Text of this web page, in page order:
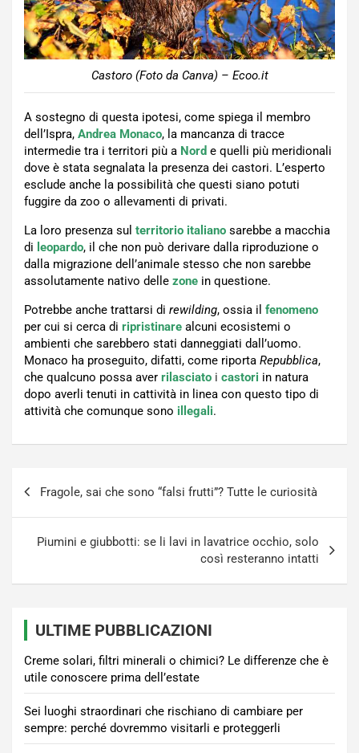
Castoro (Foto da Canva) – Ecoo.it
A sostegno di questa ipotesi, come spiega il membro
dell’Ispra, Andrea Monaco, la mancanza di tracce
intermedie tra i territori più a Nord e quelli più meridionali
dove è stata segnalata la presenza dei castori. L’esperto
esclude anche la possibilità che questi siano potuti
fuggire da zoo o allevamenti di privati.
La loro presenza sul territorio italiano sarebbe a macchia
di leopardo, il che non può derivare dalla riproduzione o
dalla migrazione dell’animale stesso che non sarebbe
assolutamente nativo delle zone in questione.
Potrebbe anche trattarsi di rewilding, ossia il fenomeno
per cui si cerca di ripristinare alcuni ecosistemi o
ambienti che sarebbero stati danneggiati dall’uomo.
Monaco ha proseguito, difatti, come riporta Repubblica,
che qualcuno possa aver rilasciato i castori in natura
dopo averli tenuti in cattività in linea con questo tipo di
attività che comunque sono illegali.
articoli
Fragole, sai che sono “falsi frutti”? Tutte le curiosità
Piumini e giubbotti: se li lavi in lavatrice occhio, solo
così resteranno intatti
ULTIME PUBBLICAZIONI
Creme solari, filtri minerali o chimici? Le differenze che è
utile conoscere prima dell’estate
Sei luoghi straordinari che rischiano di cambiare per
sempre: perché dovremmo visitarli e proteggerli